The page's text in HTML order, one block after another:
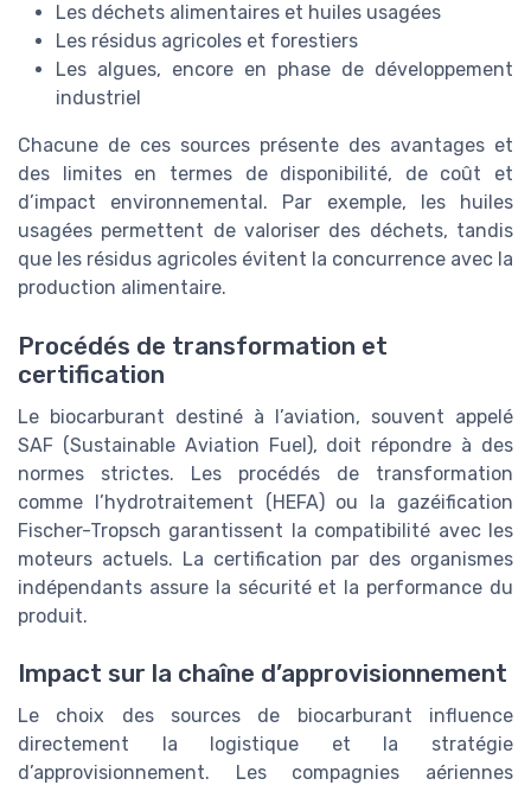
Les déchets alimentaires et huiles usagées
Les résidus agricoles et forestiers
Les algues, encore en phase de développement
industriel
Chacune de ces sources présente des avantages et
des limites en termes de disponibilité, de coût et
d’impact environnemental. Par exemple, les huiles
usagées permettent de valoriser des déchets, tandis
que les résidus agricoles évitent la concurrence avec la
production alimentaire.
Procédés de transformation et
certification
Le biocarburant destiné à l’aviation, souvent appelé
SAF (Sustainable Aviation Fuel), doit répondre à des
normes strictes. Les procédés de transformation
comme l’hydrotraitement (HEFA) ou la gazéification
Fischer-Tropsch garantissent la compatibilité avec les
moteurs actuels. La certification par des organismes
indépendants assure la sécurité et la performance du
produit.
Impact sur la chaîne d’approvisionnement
Le choix des sources de biocarburant influence
directement la logistique et la stratégie
d’approvisionnement. Les compagnies aériennes